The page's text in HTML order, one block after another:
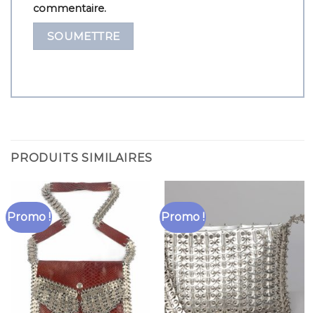
commentaire.
PRODUITS SIMILAIRES
Promo ! Promo !